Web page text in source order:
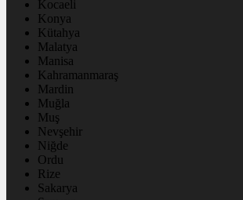
Kocaeli
Konya
Kütahya
Malatya
Manisa
Kahramanmaraş
Mardin
Muğla
Muş
Nevşehir
Niğde
Ordu
Rize
Sakarya